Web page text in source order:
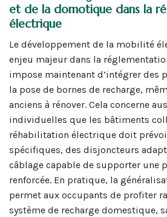
et de la domotique dans la
électrique
Le développement de la mobilité
enjeu majeur dans la
impose maintenant d’intégrer des
la pose de bornes de recharge,
anciens à rénover. Cela concerne
individuelles que les bâtiments
réhabilitation électrique doit
spécifiques, des disjoncteurs
câblage capable de supporter une
renforcée. En pratique, la
permet aux occupants de profiter
système de recharge domestique,